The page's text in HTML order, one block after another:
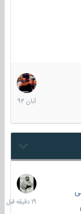
22
آبان
1392
19
دقیقه
قبل